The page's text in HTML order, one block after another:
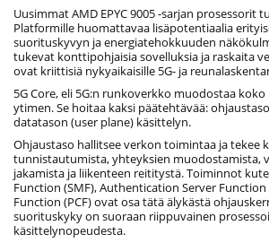
Uusimmat AMD EPYC 9005 -sarjan prosessorit
Platformille huomattavaa lisäpotentiaalia
suorituskyvyn ja energiatehokkuuden
tukevat konttipohjaisia sovelluksia ja raskaita
ovat kriittisiä nykyaikaisille 5G- ja
5G Core, eli 5G:n runkoverkko muodostaa
ytimen. Se hoitaa kaksi päätehtävää:
datatason (user plane) käsittelyn.
Ohjaustaso hallitsee verkon toimintaa ja tekee
tunnistautumista, yhteyksien muodostamista,
jakamista ja liikenteen reititystä. Toiminnot
Function (SMF), Authentication Server Function
Function (PCF) ovat osa tätä älykästä
suorituskyky on suoraan riippuvainen
käsittelynopeudesta.